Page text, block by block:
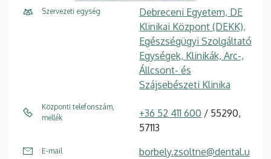
Szervezeti egység
Debreceni Egyetem, DE
Klinikai Központ (DEKK),
Egészségügyi Szolgáltató
Egységek, Klinikák, Arc-,
Állcsont- és
Szájsebészeti Klinika
Központi telefonszám,
mellék
+36 52 411 600 / 55290,
57113
E-mail
borbely.zsoltne@dental.u